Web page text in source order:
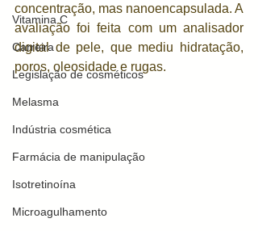
Vitamina C
Carreira
Legislação de cosméticos
Melasma
Indústria cosmética
Farmácia de manipulação
Isotretinoína
Microagulhamento
concentração, mas nanoencapsulada. A
avaliação foi feita com um analisador
digital de pele, que mediu hidratação,
poros, oleosidade e rugas.